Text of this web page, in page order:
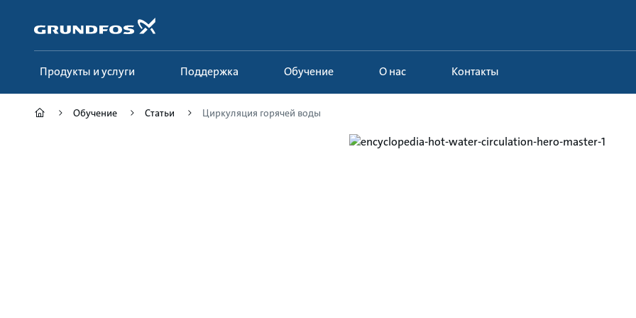
основному
контенту
Продукты и услуги Поддержка Обучение О нас Контакты
Обучение Статьи Циркуляция горячей воды